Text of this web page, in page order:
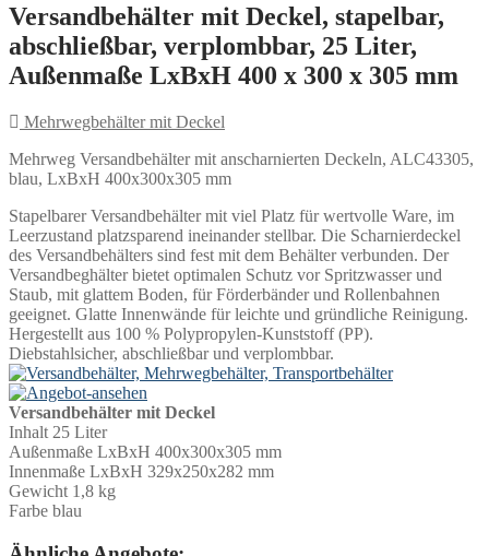
Versandbehälter mit Deckel, stapelbar,
abschließbar, verplombbar, 25 Liter,
Außenmaße LxBxH 400 x 300 x 305 mm
Mehrwegbehälter mit Deckel
Mehrweg Versandbehälter mit anscharnierten Deckeln, ALC43305,
blau, LxBxH 400x300x305 mm
Stapelbarer Versandbehälter mit viel Platz für wertvolle Ware, im
Leerzustand platzsparend ineinander stellbar. Die Scharnierdeckel
des Versandbehälters sind fest mit dem Behälter verbunden. Der
Versandbeghälter bietet optimalen Schutz vor Spritzwasser und
Staub, mit glattem Boden, für Förderbänder und Rollenbahnen
geeignet. Glatte Innenwände für leichte und gründliche Reinigung.
Hergestellt aus 100 % Polypropylen-Kunststoff (PP).
Diebstahlsicher, abschließbar und verplombbar.
Versandbehälter mit Deckel
Inhalt 25 Liter
Außenmaße LxBxH 400x300x305 mm
Innenmaße LxBxH 329x250x282 mm
Gewicht 1,8 kg
Farbe blau